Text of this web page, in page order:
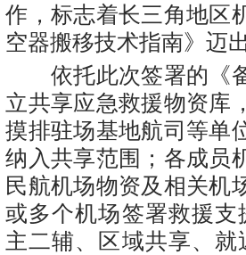
作，标志着长三角地区
空器搬移技术指南》迈
依托此次签署的《备
立共享应急救援物资库
摸排驻场基地航司等单
纳入共享范围；各成员
民航机场物资及相关机
或多个机场签署救援支
主二辅、区域共享、就